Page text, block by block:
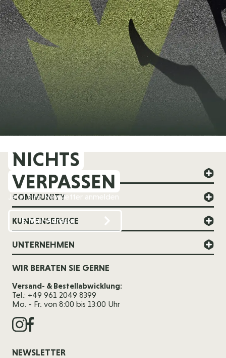
NICHTS
VERPASSEN
Jetzt zum Newsletter anmelden
FOREVER YOUNG
COMMUNITY
KUNDENSERVICE
UNTERNEHMEN
WIR BERATEN SIE GERNE
Versand- & Bestellabwicklung:
Tel.: +49 961 2049 8399
Mo. - Fr. von 8:00 bis 13:00 Uhr
NEWSLETTER